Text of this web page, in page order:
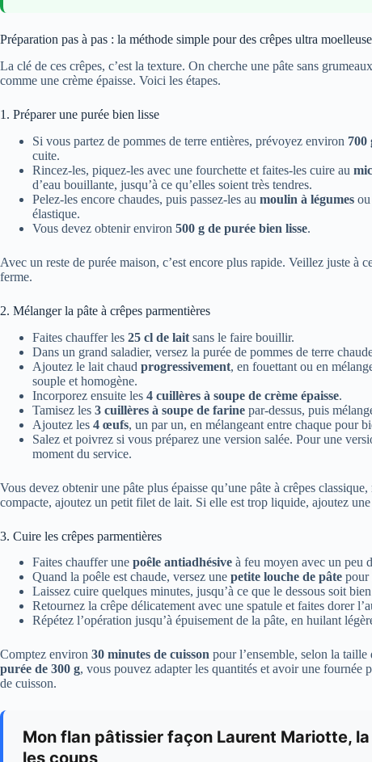
Préparation pas à pas : la méthode simple pour des crêpes ultra
La clé de ces crêpes, c’est la texture. On cherche une pâte sans
comme une crème épaisse. Voici les étapes.
1. Préparer une purée bien lisse
Si vous partez de pommes de terre entières, prévoyez environ 700
cuite.
Rincez-les, piquez-les avec une fourchette et faites-les cuire au
d’eau bouillante, jusqu’à ce qu’elles soient très tendres.
Pelez-les encore chaudes, puis passez-les au moulin à légumes
élastique.
Vous devez obtenir environ 500 g de purée bien lisse.
Avec un reste de purée maison, c’est encore plus rapide. Veillez juste à
ferme.
2. Mélanger la pâte à crêpes parmentières
Faites chauffer les 25 cl de lait sans le faire bouillir.
Dans un grand saladier, versez la purée de pommes de terre
Ajoutez le lait chaud progressivement, en fouettant ou en
souple et homogène.
Incorporez ensuite les 4 cuillères à soupe de crème épaisse.
Tamisez les 3 cuillères à soupe de farine par-dessus, puis
Ajoutez les 4 œufs, un par un, en mélangeant entre chaque pour
Salez et poivrez si vous préparez une version salée. Pour une
moment du service.
Vous devez obtenir une pâte plus épaisse qu’une pâte à crêpes
compacte, ajoutez un petit filet de lait. Si elle est trop liquide, ajoutez
3. Cuire les crêpes parmentières
Faites chauffer une poêle antiadhésive à feu moyen avec un peu
Quand la poêle est chaude, versez une petite louche de pâte pour
Laissez cuire quelques minutes, jusqu’à ce que le dessous soit
Retournez la crêpe délicatement avec une spatule et faites dorer
Répétez l’opération jusqu’à épuisement de la pâte, en huilant
Comptez environ 30 minutes de cuisson pour l’ensemble, selon la
purée de 300 g, vous pouvez adapter les quantités et avoir une fournée
de cuisson.
Mon flan pâtissier façon Laurent Mariotte,